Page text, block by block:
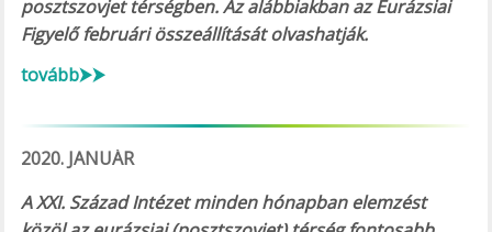
posztszovjet térségben. Az alábbiakban az Eurázsiai
Figyelő februári összeállítását olvashatják.
tovább⮞⮞
2020. JANUÁR
A XXI. Század Intézet minden hónapban elemzést